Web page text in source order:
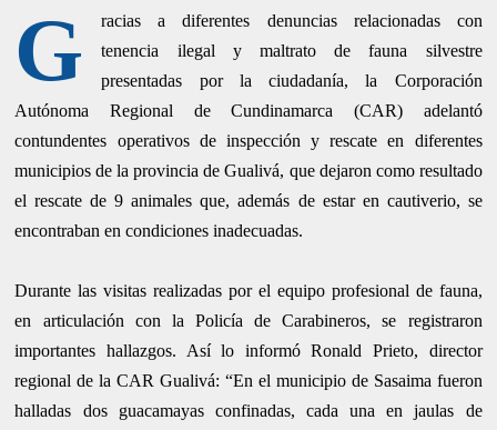
G
racias a diferentes denuncias relacionadas con
tenencia ilegal y maltrato de fauna silvestre
presentadas por la ciudadanía, la Corporación
Autónoma Regional de Cundinamarca (CAR) adelantó
contundentes operativos de inspección y rescate en diferentes
municipios de la provincia de Gualivá, que dejaron como resultado
el rescate de 9 animales que, además de estar en cautiverio, se
encontraban en condiciones inadecuadas.
Durante las visitas realizadas por el equipo profesional de fauna,
en articulación con la Policía de Carabineros, se registraron
importantes hallazgos. Así lo informó Ronald Prieto, director
regional de la CAR Gualivá: “En el municipio de Sasaima fueron
halladas dos guacamayas confinadas, cada una en jaulas de